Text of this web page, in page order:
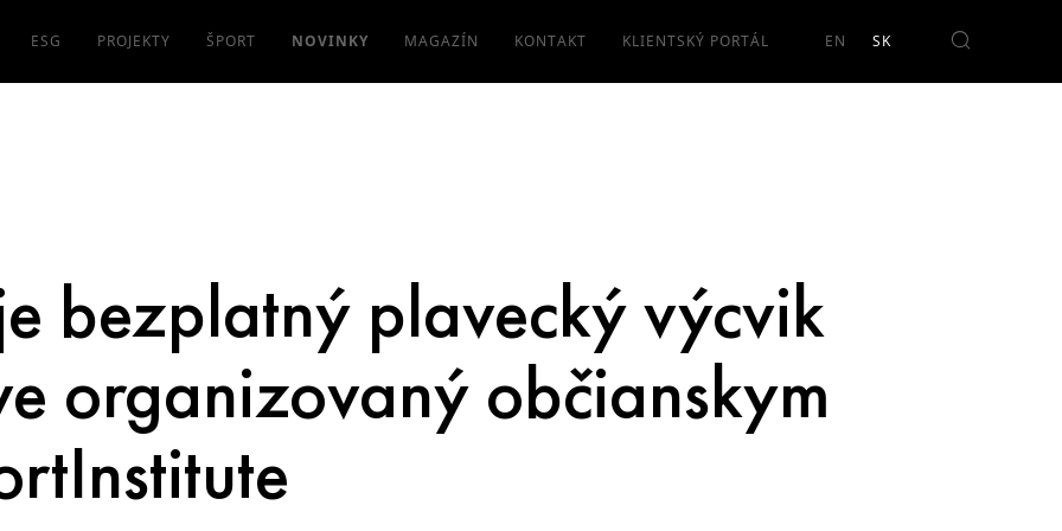
ESG PROJEKTY ŠPORT NOVINKY MAGAZÍN KONTAKT KLIENTSKÝ PORTÁL
bezplatný plavecký výcvik
organizovaný občianskym